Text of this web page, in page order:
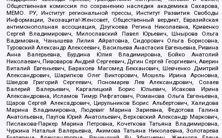
Общественная комиссия по сохранению наследия академика Сахарова,
МЕМО. РУ, Институт региональной прессы, Институт Развития Свободы
Информации, Экозащита!-Женсовет, Общественный вердикт, Евразийская
антимонопольная ассоциация, Дзугкоева Регина Николаевна, Кривенко
Сергей Владимирович, Милославский Павел Юрьевич, Шнырова Ольга
Вадимовна, Чанышева Лилия Айратовна, Сидорович Ольга Борисовна,
Туровский Александр Алексеевич, Васильева Анастасия Евгеньевна, Ривина
Анна Валерьевна, Бурдина Юлия Владимировна, Бойко Анатолий
Николаевич, Пивоваров Андрей Сергеевич, Дугин Сергей Георгиевич, Аверин
Виталий Евгеньевич, Барахоев Магомед Бекханович, Шевченко Дмитрий
Александрович, Шарипков Олег Викторович, Мошель Ирина Ароновна,
Шведов Григорий Сергеевич, Пономарев Лев Александрович, Созаев
Валерий Валерьевич, Каргалицкий Борис Юльевич, Исакова Ирина
Александровна, Исламов Тимур Рифгатович, Романова Ольга Евгеньевна,
Щаров Сергей Алексадрович, Цирульников Борис Альбертович, Халидова
Марина Владимировна, Людевиг Марина Зариевна, Федотова Галина
Анатольевна, Паутов Юрий Анатольевич, Верховский Александр Маркович,
Пислакова-Паркер Марина Петровна, Кочеткова Татьяна Владимировна,
Чуркина Наталья Валерьевна, Акимова Татьяна Николаевна, Золотарева